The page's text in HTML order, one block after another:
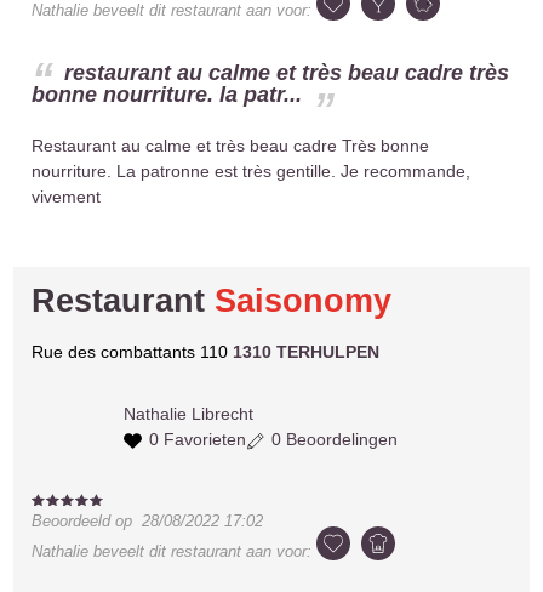
Nathalie beveelt dit restaurant aan voor:
restaurant au calme et très beau cadre très
bonne nourriture. la patr...
Restaurant au calme et très beau cadre Très bonne
nourriture. La patronne est très gentille. Je recommande,
vivement
Restaurant Saisonomy
Rue des combattants 110 1310 TERHULPEN
Nathalie Librecht
0 Favorieten
0 Beoordelingen
Beoordeeld op28/08/2022 17:02
Nathalie beveelt dit restaurant aan voor: